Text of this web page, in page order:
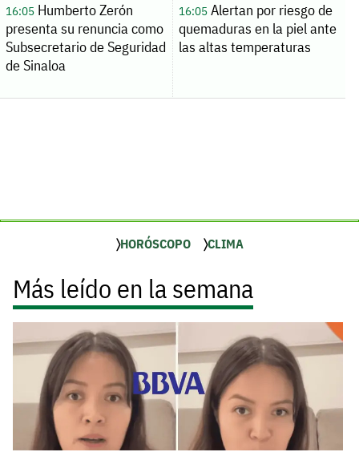
16:05Humberto Zerón
presenta su renuncia como
Subsecretario de Seguridad
de Sinaloa
16:05Alertan por riesgo de
quemaduras en la piel ante
las altas temperaturas
HORÓSCOPO CLIMA
Más leído en la semana